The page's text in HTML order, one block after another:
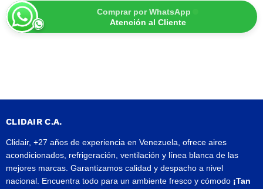
Comprar por WhatsApp
Atención al Cliente
CLIDAIR C.A.
Clidair, +27 años de experiencia en Venezuela, ofrece aires
acondicionados, refrigeración, ventilación y línea blanca de las
mejores marcas. Garantizamos calidad y despacho a nivel
nacional. Encuentra todo para un ambiente fresco y cómodo ¡Tan